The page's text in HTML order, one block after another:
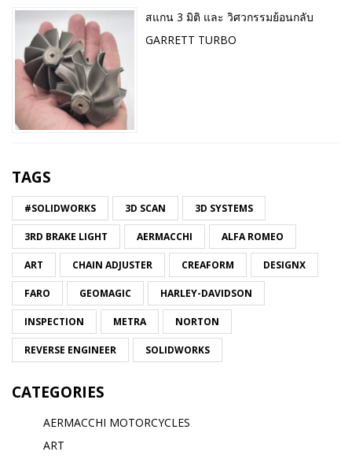
สแกน 3 มิติ และ วิศวกรรมย้อนกลับ
GARRETT TURBO
TAGS
#SOLIDWORKS 3D SCAN 3D SYSTEMS
3RD BRAKE LIGHT AERMACCHI ALFA ROMEO
ART CHAIN ADJUSTER CREAFORM DESIGNX
FARO GEOMAGIC HARLEY-DAVIDSON
INSPECTION METRA NORTON
REVERSE ENGINEER SOLIDWORKS
CATEGORIES
AERMACCHI MOTORCYCLES
ART